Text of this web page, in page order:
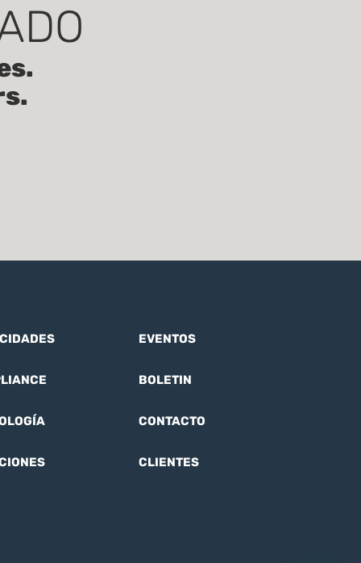
EVENTOS
BOLETIN
CONTACTO
CLIENTES